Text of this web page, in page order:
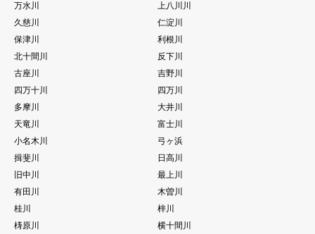
万水川
上八川川
久慈川
仁淀川
保津川
利根川
北十間川
反下川
古座川
吉野川
四万十川
四万川
多摩川
大井川
天竜川
富士川
小名木川
弓ヶ浜
揖斐川
日高川
旧中川
最上川
有田川
木曽川
桂川
梓川
梼原川
横十間川